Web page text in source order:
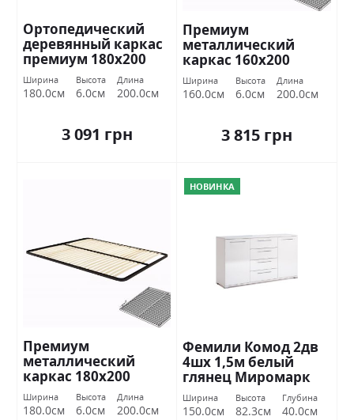
Ортопедический
деревянный каркас
премиум 180х200
Миромарк
Ширина
180.0см
Высота
6.0см
Длина
200.0см
3 091 грн
Премиум
металлический
каркас 160х200
Миромарк
Ширина
160.0см
Высота
6.0см
Длина
200.0см
3 815 грн
Премиум
металлический
каркас 180х200
Миромарк
Ширина
180.0см
Высота
6.0см
Длина
200.0см
НОВИНКА
Фемили Комод 2дв
4шх 1,5м белый
глянец Миромарк
Ширина
150.0см
Высота
82.3см
Глубина
40.0см